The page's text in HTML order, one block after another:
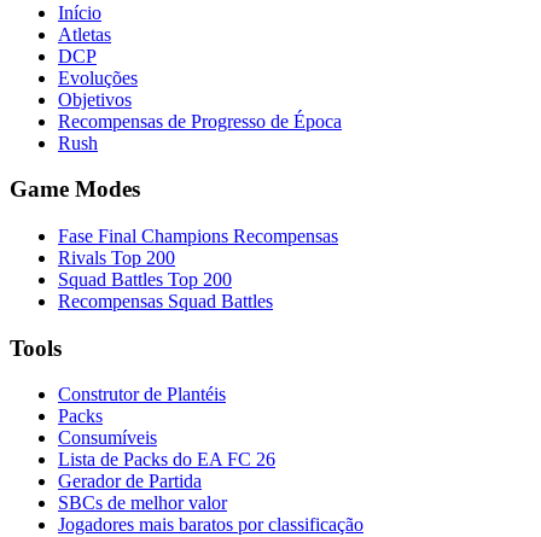
Início
Atletas
DCP
Evoluções
Objetivos
Recompensas de Progresso de Época
Rush
Game Modes
Fase Final Champions Recompensas
Rivals Top 200
Squad Battles Top 200
Recompensas Squad Battles
Tools
Construtor de Plantéis
Packs
Consumíveis
Lista de Packs do EA FC 26
Gerador de Partida
SBCs de melhor valor
Jogadores mais baratos por classificação